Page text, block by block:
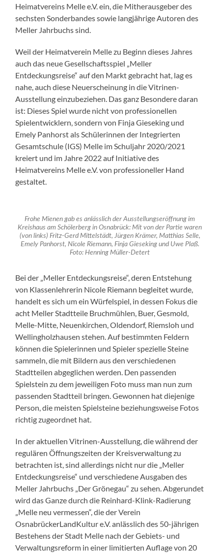
Heimatvereins Melle e.V. ein, die Mitherausgeber des
sechsten Sonderbandes sowie langjährige Autoren des
Meller Jahrbuchs sind.
Weil der Heimatverein Melle zu Beginn dieses Jahres
auch das neue Gesellschaftsspiel „Meller
Entdeckungsreise“ auf den Markt gebracht hat, lag es
nahe, auch diese Neuerscheinung in die Vitrinen-
Ausstellung einzubeziehen. Das ganz Besondere daran
ist: Dieses Spiel wurde nicht von professionellen
Spielentwicklern, sondern von Finja Gieseking und
Emely Panhorst als Schülerinnen der Integrierten
Gesamtschule (IGS) Melle im Schuljahr 2020/2021
kreiert und im Jahre 2022 auf Initiative des
Heimatvereins Melle e.V. von professioneller Hand
gestaltet.
Frohe Mienen gab es anlässlich der Ausstellungseröffnung im
Kreishaus am Schölerberg in Osnabrück: Mit von der Partie waren
(von links) Fritz-Gerd Mittelstädt, Jürgen Krämer, Matthias Selle,
Emely Panhorst, Nicole Riemann, Finja Gieseking und Uwe Plaß.
Foto: Henning Müller-Detert
Bei der „Meller Entdeckungsreise“, deren Entstehung
von Klassenlehrerin Nicole Riemann begleitet wurde,
handelt es sich um ein Würfelspiel, in dessen Fokus die
acht Meller Stadtteile Bruchmühlen, Buer, Gesmold,
Melle-Mitte, Neuenkirchen, Oldendorf, Riemsloh und
Wellingholzhausen stehen. Auf bestimmten Feldern
können die Spielerinnen und Spieler spezielle Steine
sammeln, die mit Bildern aus den verschiedenen
Stadtteilen abgeglichen werden. Den passenden
Spielstein zu dem jeweiligen Foto muss man nun zum
passenden Stadtteil bringen. Gewonnen hat diejenige
Person, die meisten Spielsteine beziehungsweise Fotos
richtig zugeordnet hat.
In der aktuellen Vitrinen-Ausstellung, die während der
regulären Öffnungszeiten der Kreisverwaltung zu
betrachten ist, sind allerdings nicht nur die „Meller
Entdeckungsreise“ und verschiedene Ausgaben des
Meller Jahrbuchs „Der Grönegau“ zu sehen. Abgerundet
wird das Ganze durch die Reinhard-Klink-Radierung
„Melle neu vermessen“, die der Verein
OsnabrückerLandKultur e.V. anlässlich des 50-jährigen
Bestehens der Stadt Melle nach der Gebiets- und
Verwaltungsreform in einer limitierten Auflage von 20